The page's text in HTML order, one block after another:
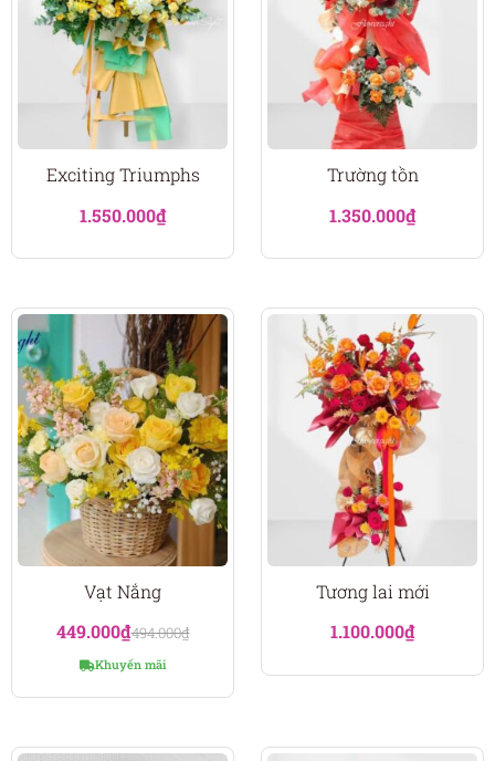
Exciting Triumphs
1.550.000₫
Trường tồn
1.350.000₫
Vạt Nắng
449.000₫494.000₫
Khuyến mãi
Tương lai mới
1.100.000₫